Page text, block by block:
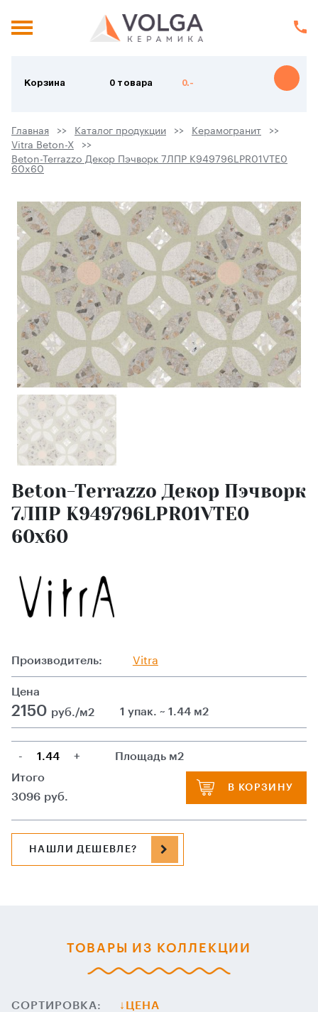
Корзина 0 товара 0.-
Главная Каталог продукции
Керамогранит
Vitra Beton-X
Beton-Terrazzo Декор Пэчворк 7ЛПР K949796LPR01VTE0
60x60
Beton-Terrazzo Декор Пэчворк
7ЛПР K949796LPR01VTE0
60x60
Производитель: Vitra
Цена
2150 руб./м2 1 упак. ~ 1.44 м2
- +
Площадь м2
Итого
3096 руб.
В КОРЗИНУ
НАШЛИ ДЕШЕВЛЕ?
ТОВАРЫ ИЗ КОЛЛЕКЦИИ
СОРТИРОВКА: ЦЕНА